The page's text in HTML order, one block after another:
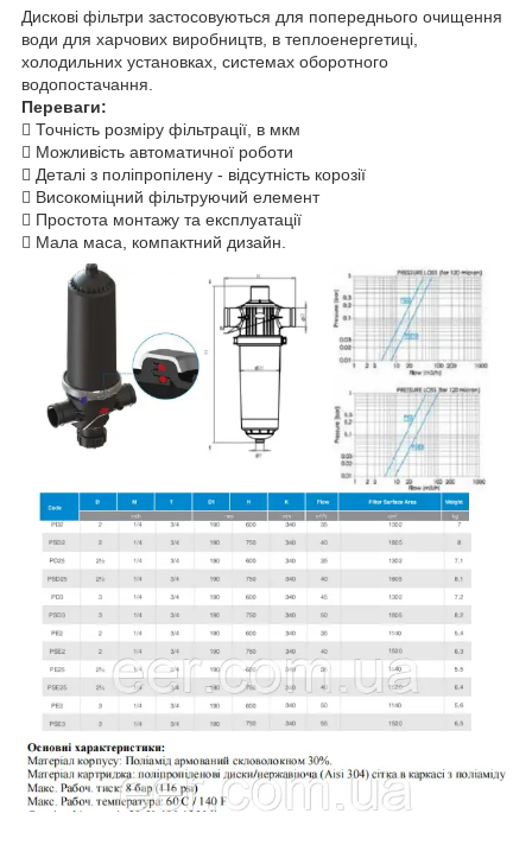
Дискові фільтри застосовуються для попереднього очищення
води для харчових виробництв, в теплоенергетиці,
холодильних установках, системах оборотного
водопостачання.
Переваги:
​​ Точність розміру фільтрації, в мкм
 Можливість автоматичної роботи
 Деталі з поліпропілену - відсутність корозії
 Високоміцний фільтруючий елемент
 Простота монтажу та експлуатації
 Мала маса, компактний дизайн.